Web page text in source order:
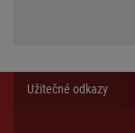
Užitečné odkazy